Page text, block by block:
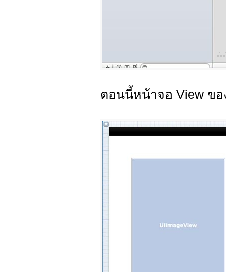
ตอนนี้หน้าจอ View ขอ